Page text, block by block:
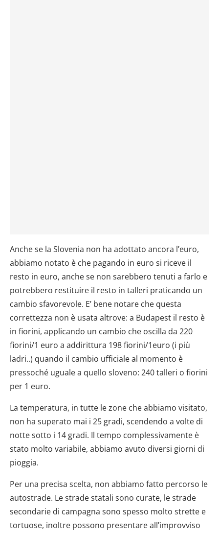
Anche se la Slovenia non ha adottato ancora l’euro,
abbiamo notato è che pagando in euro si riceve il
resto in euro, anche se non sarebbero tenuti a farlo e
potrebbero restituire il resto in talleri praticando un
cambio sfavorevole. E’ bene notare che questa
correttezza non è usata altrove: a Budapest il resto è
in fiorini, applicando un cambio che oscilla da 220
fiorini/1 euro a addirittura 198 fiorini/1euro (i più
ladri..) quando il cambio ufficiale al momento è
pressoché uguale a quello sloveno: 240 talleri o fiorini
per 1 euro.
La temperatura, in tutte le zone che abbiamo visitato,
non ha superato mai i 25 gradi, scendendo a volte di
notte sotto i 14 gradi. Il tempo complessivamente è
stato molto variabile, abbiamo avuto diversi giorni di
pioggia.
Per una precisa scelta, non abbiamo fatto percorso le
autostrade. Le strade statali sono curate, le strade
secondarie di campagna sono spesso molto strette e
tortuose, inoltre possono presentare all’improvviso